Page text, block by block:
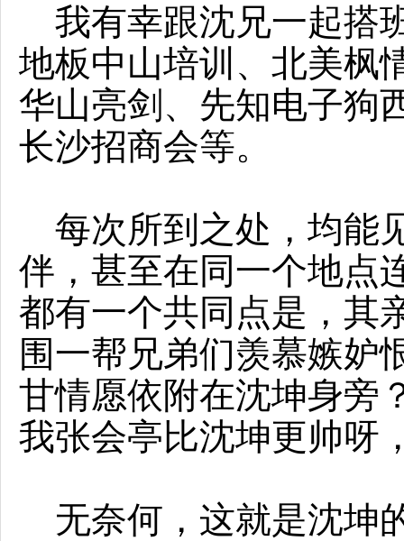
我有幸跟沈兄一起搭
地板中山培训、北美枫
华山亮剑、先知电子狗
长沙招商会等。
每次所到之处，均能
伴，甚至在同一个地点
都有一个共同点是，其
围一帮兄弟们羡慕嫉妒
甘情愿依附在沈坤身旁
我张会亭比沈坤更帅呀
无奈何，这就是沈坤